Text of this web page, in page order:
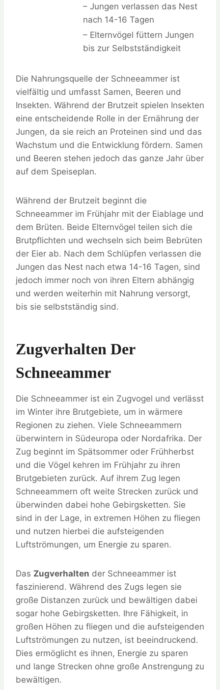
– Jungen verlassen das Nest
nach 14-16 Tagen
– Elternvögel füttern Jungen
bis zur Selbstständigkeit
Die Nahrungsquelle der Schneeammer ist
vielfältig und umfasst Samen, Beeren und
Insekten. Während der Brutzeit spielen Insekten
eine entscheidende Rolle in der Ernährung der
Jungen, da sie reich an Proteinen sind und das
Wachstum und die Entwicklung fördern. Samen
und Beeren stehen jedoch das ganze Jahr über
auf dem Speiseplan.
Während der Brutzeit beginnt die
Schneeammer im Frühjahr mit der Eiablage und
dem Brüten. Beide Elternvögel teilen sich die
Brutpflichten und wechseln sich beim Bebrüten
der Eier ab. Nach dem Schlüpfen verlassen die
Jungen das Nest nach etwa 14-16 Tagen, sind
jedoch immer noch von ihren Eltern abhängig
und werden weiterhin mit Nahrung versorgt,
bis sie selbstständig sind.
Zugverhalten Der
Schneeammer
Die Schneeammer ist ein Zugvogel und verlässt
im Winter ihre Brutgebiete, um in wärmere
Regionen zu ziehen. Viele Schneeammern
überwintern in Südeuropa oder Nordafrika. Der
Zug beginnt im Spätsommer oder Frühherbst
und die Vögel kehren im Frühjahr zu ihren
Brutgebieten zurück. Auf ihrem Zug legen
Schneeammern oft weite Strecken zurück und
überwinden dabei hohe Gebirgsketten. Sie
sind in der Lage, in extremen Höhen zu fliegen
und nutzen hierbei die aufsteigenden
Luftströmungen, um Energie zu sparen.
Das Zugverhalten der Schneeammer ist
faszinierend. Während des Zugs legen sie
große Distanzen zurück und bewältigen dabei
sogar hohe Gebirgsketten. Ihre Fähigkeit, in
großen Höhen zu fliegen und die aufsteigenden
Luftströmungen zu nutzen, ist beeindruckend.
Dies ermöglicht es ihnen, Energie zu sparen
und lange Strecken ohne große Anstrengung zu
bewältigen.